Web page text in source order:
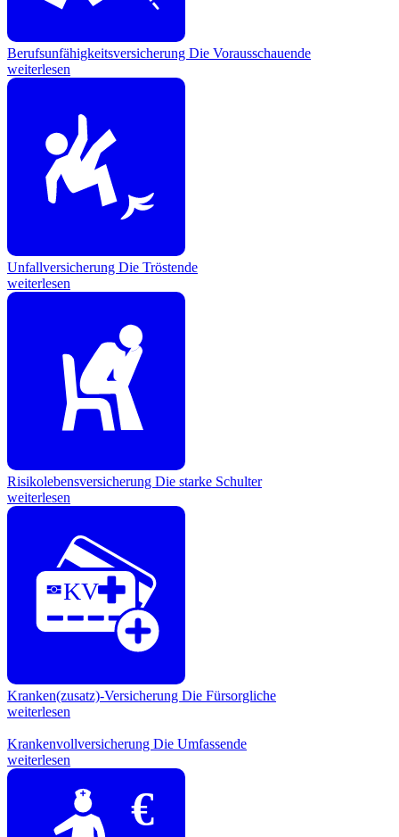
Berufsunfähigkeitsversicherung Die Vorausschauende
weiterlesen
Unfallversicherung Die Tröstende
weiterlesen
Risikolebensversicherung Die starke Schulter
weiterlesen
KV
Kranken(zusatz)-Versicherung Die Fürsorgliche
weiterlesen
Krankenvollversicherung Die Umfassende
weiterlesen
€